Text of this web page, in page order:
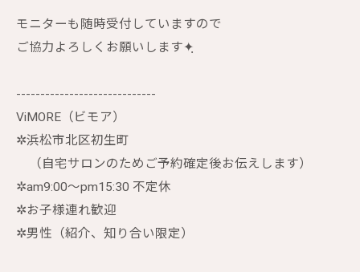
モニターも随時受付していますので
ご協力よろしくお願いします✦ฺ
-----------------------------
ViMORE（ビモア）
✲︎浜松市北区初生町
（自宅サロンのためご予約確定後お伝えします）
✲︎am9:00〜pm15:30 不定休
✲︎お子様連れ歓迎
✲︎男性（紹介、知り合い限定）